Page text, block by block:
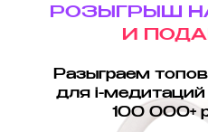
РОЗЫГРЫШ
И
Разыграем
для i-
100 000+